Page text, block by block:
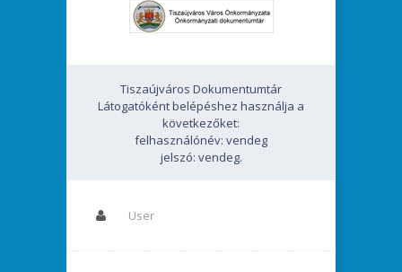
Tiszaújváros Dokumentumtár
Látogatóként belépéshez használja a
következőket:
felhasználónév: vendeg
jelszó: vendeg.